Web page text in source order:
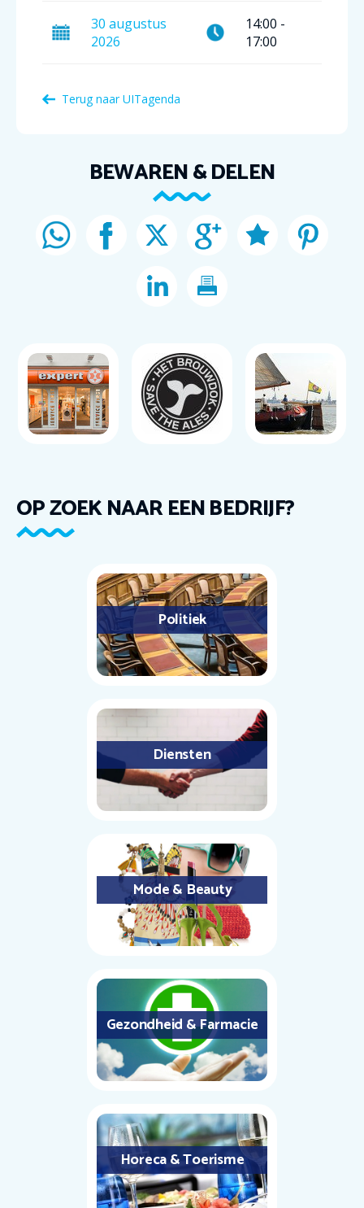
30 augustus
2026
14:00 -
17:00
Terug naarUITagenda
BEWAREN & DELEN
OP ZOEK NAAR EEN BEDRIJF?
Politiek
Diensten
Mode & Beauty
Gezondheid & Farmacie
Horeca & Toerisme